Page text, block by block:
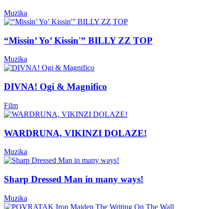
Muzika
“Missin’ Yo’ Kissin'” BILLY ZZ TOP
Muzika
DIVNA! Ogi & Magnifico
Film
WARDRUNA, VIKINZI DOLAZE!
Muzika
Sharp Dressed Man in many ways!
Muzika